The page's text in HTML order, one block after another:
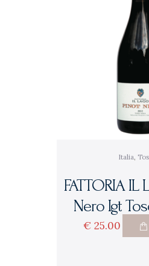
Italia
FATTORIA
Nero Igt
€ 25 00